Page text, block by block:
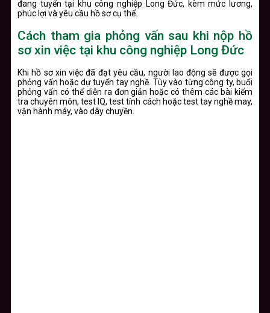
đang tuyển tại khu công nghiệp Long Đức, kèm mức lương,
phúc lợi và yêu cầu hồ sơ cụ thể.
Cách tham gia phỏng vấn sau khi nộp hồ
sơ xin việc tại khu công nghiệp Long Đức
Khi hồ sơ xin việc đã đạt yêu cầu, người lao động sẽ được gọi
phỏng vấn hoặc dự tuyển tay nghề. Tùy vào từng công ty, buổi
phỏng vấn có thể diễn ra đơn giản hoặc có thêm các bài kiểm
tra chuyên môn, test IQ, test tính cách hoặc test tay nghề may,
vận hành máy, vào dây chuyền.